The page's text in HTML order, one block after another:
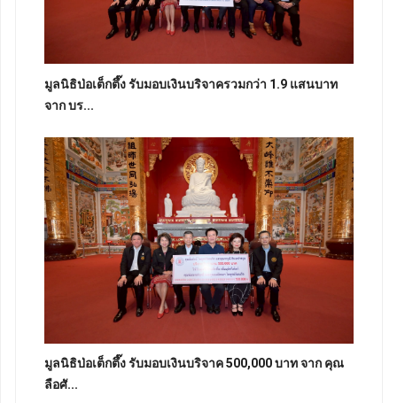
มูลนิธิป่อเต็กตึ๊ง รับมอบเงินบริจาครวมกว่า 1.9 แสนบาท
จาก บร...
มูลนิธิป่อเต็กตึ๊ง รับมอบเงินบริจาค 500,000 บาท จาก คุณ
ลือศั...